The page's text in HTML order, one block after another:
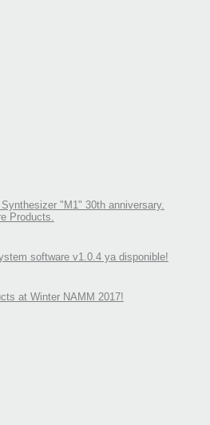
"M1" 30th anniversary.
Products.
software v1.0.4 ya disponible!
at Winter NAMM 2017!